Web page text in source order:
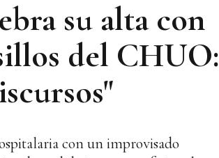
su alta con
del CHUO:
con un improvisado